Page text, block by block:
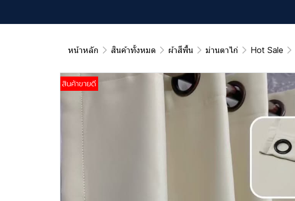
หน้าหลัก สินค้าทั้งหมด ผ้าสีพื้น ม่านตาไก่ Hot Sale
สินค้าขายดี